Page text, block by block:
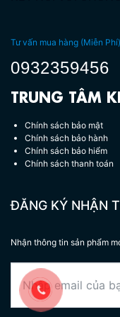
Tư vấn mua hàng (Miễn Phí)
0932359456
TRUNG TÂM
Chính sách bảo mật
Chính sách bảo hành
Chính sách bảo hiểm
Chính sách thanh toán
ĐĂNG KÝ NHẬN
Nhận thông tin sản phẩm